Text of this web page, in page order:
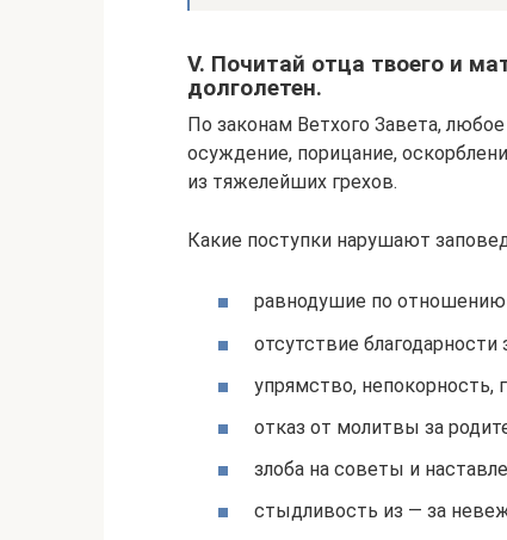
V. Почитай отца твоего и
долголетен.
По законам Ветхого Завета,
осуждение, порицание,
из тяжелейших грехов.
Какие поступки нарушают
равнодушие по отношению
отсутствие
упрямство, непокорность,
отказ от молитвы за
злоба на советы и
стыдливость из — за